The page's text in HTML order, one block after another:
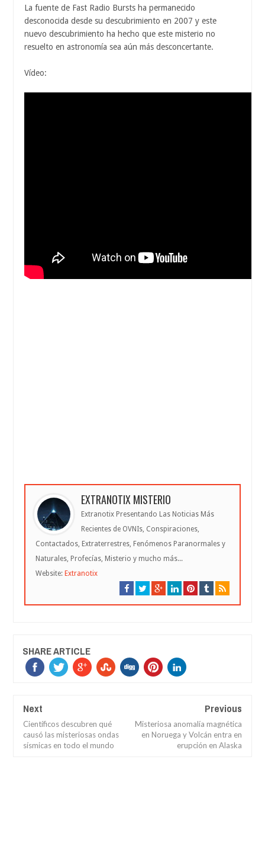
La fuente de Fast Radio Bursts ha permanecido
desconocida desde su descubrimiento en 2007 y este
nuevo descubrimiento ha hecho que este misterio no
resuelto en astronomía sea aún más desconcertante.
Vídeo:
EXTRANOTIX MISTERIO
Extranotix Presentando Las Noticias Más
Recientes de OVNIs, Conspiraciones,
Contactados, Extraterrestres, Fenómenos Paranormales y
Naturales, Profecías, Misterio y mucho más...
Website: Extranotix
SHARE ARTICLE
Next
Científicos descubren qué
causó las misteriosas ondas
sísmicas en todo el mundo
Previous
Misteriosa anomalía magnética
en Noruega y Volcán entra en
erupción en Alaska